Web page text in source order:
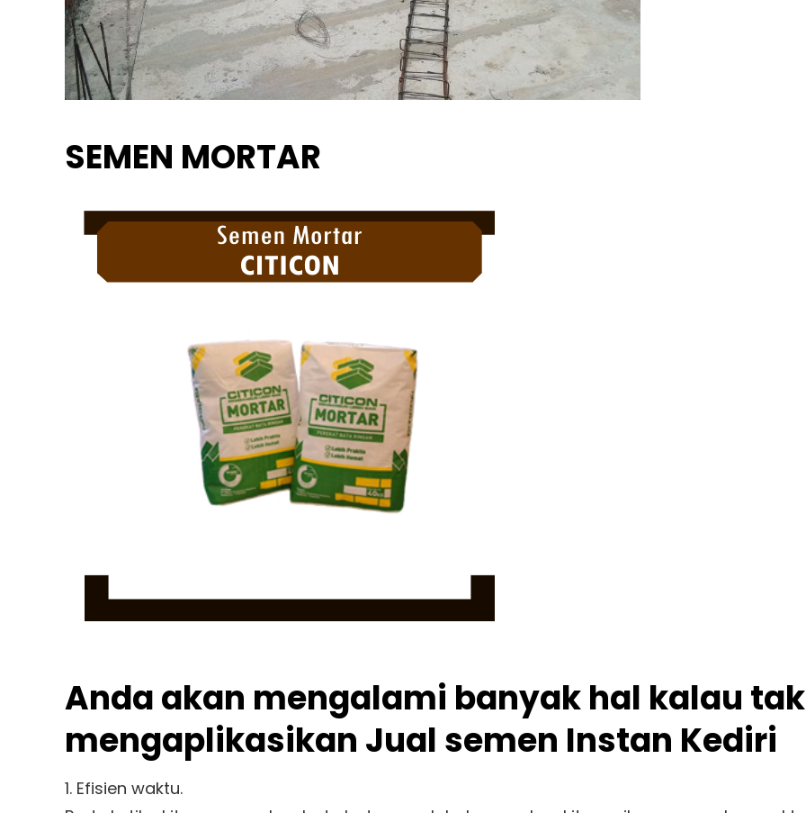
SEMEN MORTAR
Anda akan mengalami banyak hal kalau tak
mengaplikasikan Jual semen Instan Kediri
1. Efisien waktu.